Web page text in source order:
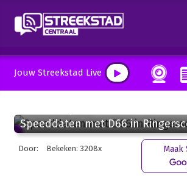
Jouw Streekstad Live
Speeddaten met D66 in
Door: Bekeken: 3208x
Maak